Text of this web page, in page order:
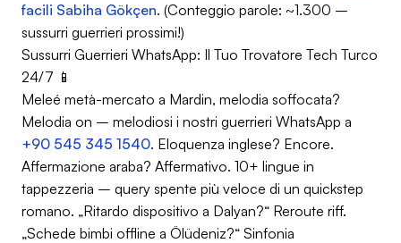
facili Sabiha Gökçen. (Conteggio parole: ~1.300 –
sussurri guerrieri prossimi!)
Sussurri Guerrieri WhatsApp: Il Tuo Trovatore Tech Turco
24/7 📱
Meleé metà-mercato a Mardin, melodia soffocata?
Melodia on – melodiosi i nostri guerrieri WhatsApp a
+90 545 345 1540. Eloquenza inglese? Encore.
Affermazione araba? Affermativo. 10+ lingue in
tappezzeria – query spente più veloce di un quickstep
romano. „Ritardo dispositivo a Dalyan?“ Reroute riff.
„Schede bimbi offline a Ölüdeniz?“ Sinfonia